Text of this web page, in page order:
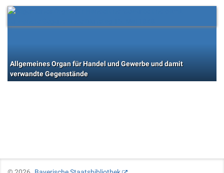
Allgemeines Organ für Handel und Gewerbe und damit
verwandte Gegenstände